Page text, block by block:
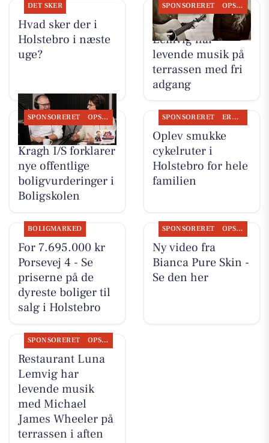
DET SKER
Hvad sker der i
Holstebro i næste
uge?
SPONSORERET OPSLAGSTAVLEN
Restaurant Luna
Lemvig har
levende musik på
terrassen med fri
adgang
SPONSORERET OPSLAGSTAVLEN
BoligOne Mogens
Kragh I/S forklarer
nye offentlige
boligvurderinger i
Boligskolen
SPONSORERET ERHVERV
Oplev smukke
cykelruter i
Holstebro for hele
familien
BOLIGMARKED
For 7.695.000 kr
Porsevej 4 - Se
priserne på de
dyreste boliger til
salg i Holstebro
SPONSORERET OPSLAGSTAVLEN
Ny video fra
Bianca Pure Skin -
Se den her
SPONSORERET OPSLAGSTAVLEN
Restaurant Luna
Lemvig har
levende musik
med Michael
James Wheeler på
terrassen i aften